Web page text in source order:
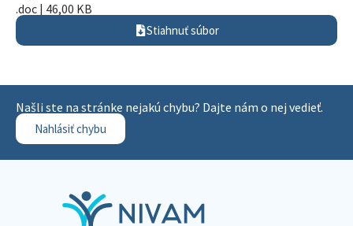
.doc | 46,00 KB
Stiahnuť súbor
Našli ste na stránke nejakú chybu? Dajte nám o nej vedieť.
Nahlásiť chybu